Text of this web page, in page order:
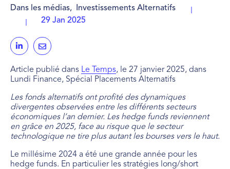
Dans les médias,
Investissements Alternatifs
29 Jan 2025
Article publié dans Le Temps, le 27 janvier 2025, dans
Lundi Finance, Spécial Placements Alternatifs
Les fonds alternatifs ont profité des dynamiques
divergentes observées entre les différents secteurs
économiques l’an dernier. Les hedge funds reviennent
en grâce en 2025, face au risque que le secteur
technologique ne tire plus autant les bourses vers le haut.
Le millésime 2024 a été une grande année pour les
hedge funds. En particulier les stratégies long/short